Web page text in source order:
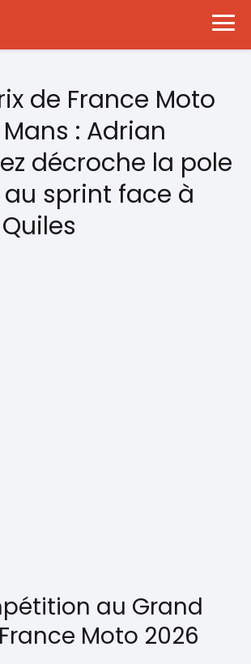
de France Moto
: Adrian
décroche la pole
sprint face à
au Grand
Moto 2026